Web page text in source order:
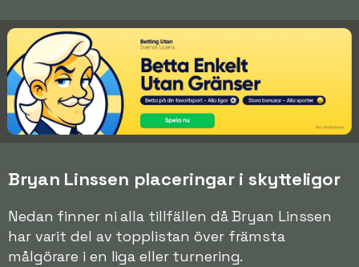
Bryan Linssen placeringar i skytteligor
Nedan finner ni alla tillfällen då Bryan Linssen
har varit del av topplistan över främsta
målgörare i en liga eller turnering.